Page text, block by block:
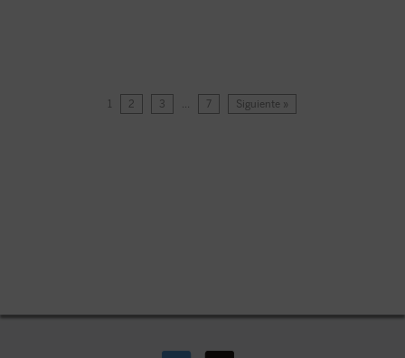
1 2 3 … 7 Siguiente »